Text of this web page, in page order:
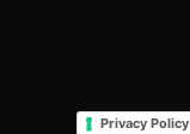
Privacy Policy